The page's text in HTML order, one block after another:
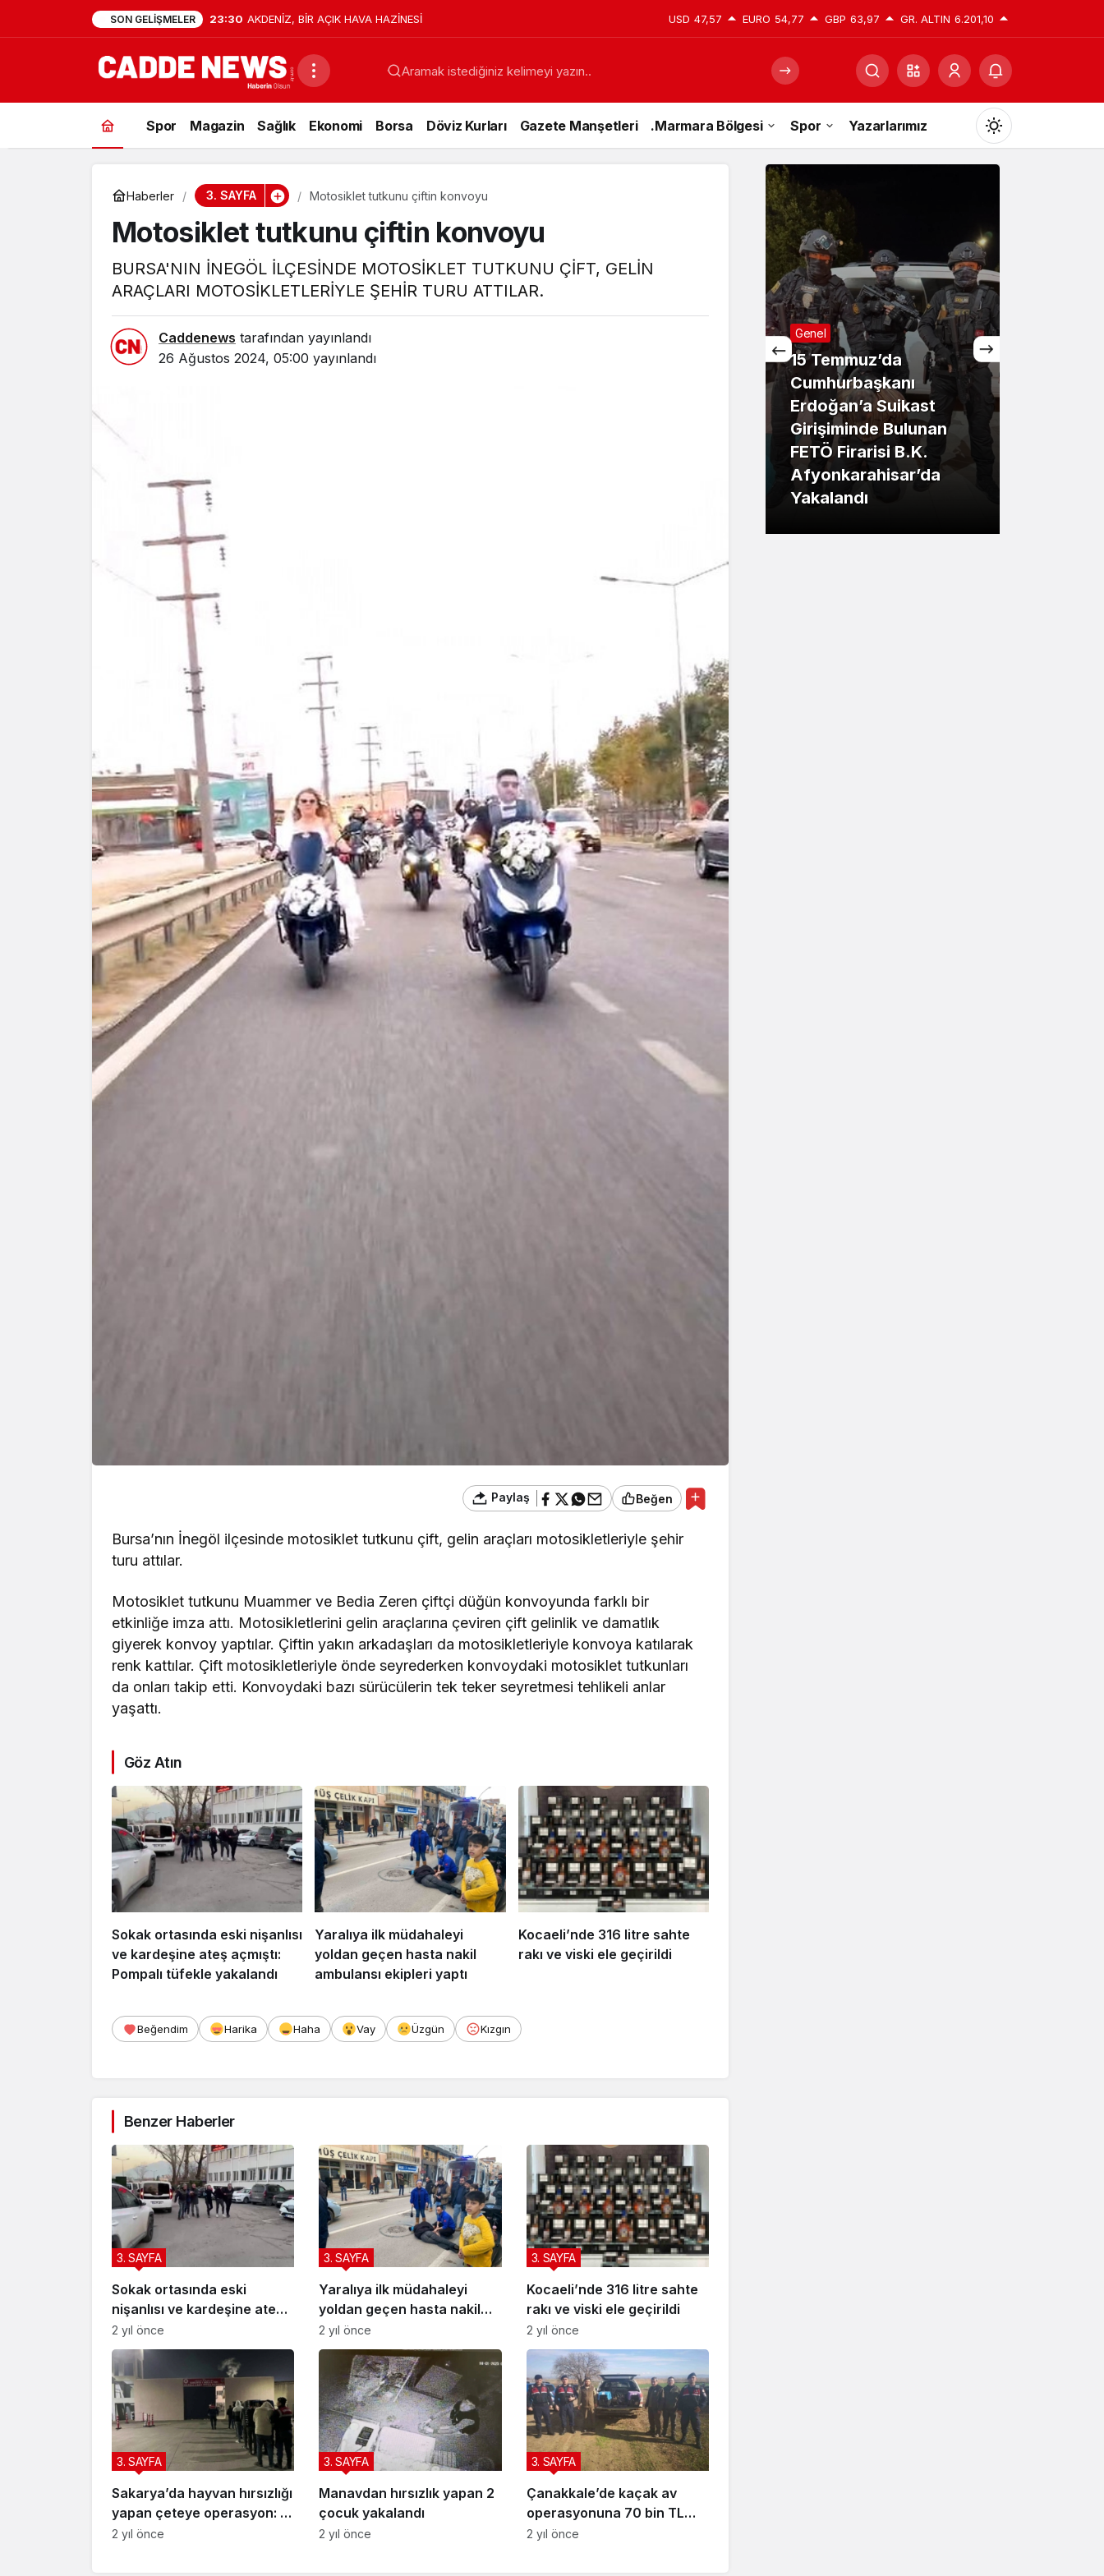
SON GELIŞMELER 23:30 AKDENİZ, BİR AÇIK HAVA HAZİNESİ USD 47,57 EURO 54,77 GBP 63,97 GR. ALTIN 6.201,10
Aramak istediğiniz kelimeyi yazın..
Spor Magazin Sağlık Ekonomi Borsa Döviz Kurları Gazete Manşetleri .Marmara Bölgesi Spor Yazarlarımız
Mod
değiştir
Gündüz Modu
Gündüz modunu seçin.
Gece Modu
Gece modunu seçin.
Sistem Modu
Sistem modunu seçin.
Haberler 3. SAYFA Motosiklet tutkunu çiftin konvoyu
Motosiklet tutkunu çiftin konvoyu
BURSA'NIN İNEGÖL İLÇESİNDE MOTOSİKLET TUTKUNU ÇİFT, GELİN
ARAÇLARI MOTOSİKLETLERİYLE ŞEHİR TURU ATTILAR.
Caddenews tarafından yayınlandı
26 Ağustos 2024, 05:00 yayınlandı
Paylaş Beğen
Bursa’nın İnegöl ilçesinde motosiklet tutkunu çift, gelin araçları motosikletleriyle şehir
turu attılar.
Motosiklet tutkunu Muammer ve Bedia Zeren çiftçi düğün konvoyunda farklı bir
etkinliğe imza attı. Motosikletlerini gelin araçlarına çeviren çift gelinlik ve damatlık
giyerek konvoy yaptılar. Çiftin yakın arkadaşları da motosikletleriyle konvoya katılarak
renk kattılar. Çift motosikletleriyle önde seyrederken konvoydaki motosiklet tutkunları
da onları takip etti. Konvoydaki bazı sürücülerin tek teker seyretmesi tehlikeli anlar
yaşattı.
Göz Atın
Sokak ortasında eski nişanlısı
ve kardeşine ateş açmıştı:
Pompalı tüfekle yakalandı
Yaralıya ilk müdahaleyi
yoldan geçen hasta nakil
ambulansı ekipleri yaptı
Kocaeli’nde 316 litre sahte
rakı ve viski ele geçirildi
Beğendim Harika Haha Vay Üzgün Kızgın
Benzer Haberler
Sokak ortasında eski
nişanlısı ve kardeşine ateş
açmıştı: Pompalı tüfekle
yakalandı
3. SAYFA
2 yıl önce
Yaralıya ilk müdahaleyi
yoldan geçen hasta nakil
ambulansı ekipleri yaptı
3. SAYFA
2 yıl önce
Kocaeli’nde 316 litre sahte
rakı ve viski ele geçirildi
3. SAYFA
2 yıl önce
Sakarya’da hayvan hırsızlığı
yapan çeteye operasyon: 7
tutuklama
3. SAYFA
2 yıl önce
Manavdan hırsızlık yapan 2
çocuk yakalandı
3. SAYFA
2 yıl önce
Çanakkale’de kaçak av
operasyonuna 70 bin TL
ceza
3. SAYFA
2 yıl önce
15 Temmuz’da
Cumhurbaşkanı
Erdoğan’a Suikast
Girişiminde Bulunan
FETÖ Firarisi B.K.
Afyonkarahisar’da
.İstanbul
Tuzla Belediye
Eren Ali Bingül: “50
Tuzlalının Evi Yıkılma